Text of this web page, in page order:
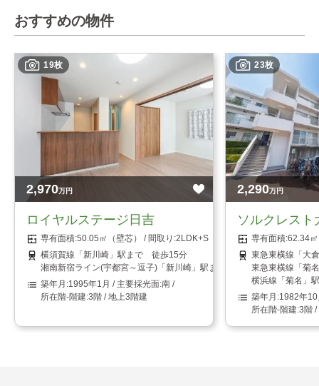
おすすめの物件
19枚
2,970万円
ロイヤルステージ日吉
50.05㎡（壁芯）
2LDK+S（納戸）
横須賀線「新川崎」駅まで 徒歩15分
湘南新宿ライン(宇都宮～逗子)「新川崎」駅まで 徒歩15分
1995年1月
南
3階 / 地上3階建
23枚
2,290万円
ソルクレスト
62.34
東急東横線「大
東急東横線「菊
横浜線「菊名」
1982年10
3階 /